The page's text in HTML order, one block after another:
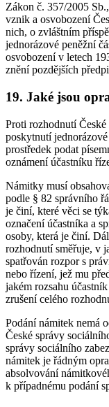
Zákon č. 357/2005
vznik a osvobození
nich, o zvláštním
jednorázové peněžní
osvobození v letech
znění pozdějších
19. Jaké jsou
Proti rozhodnutí
poskytnutí
prostředek podat
oznámení účastníku
Námitky musí
podle § 82 správního
je činí, které věci se
označení účastníka a
osoby, která je činí.
rozhodnutí směřuje, v
spatřován rozpor s
nebo řízení, jež mu
jakém rozsahu
zrušení celého
Podání námitek nemá
České správy
správy sociálního
námitek je řádným
absolvování
k případnému podání